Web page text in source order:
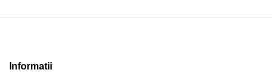
Informatii